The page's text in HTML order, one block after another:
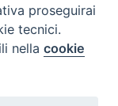
proseguirai
tecnici.
nellacookie